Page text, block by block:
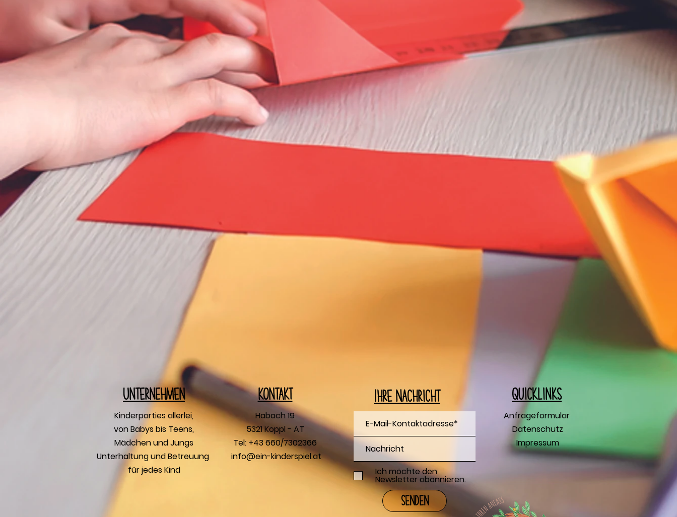
Unternehmen
Kinderparties allerlei,
von Babys bis Teens,
Mädchen und Jungs
Unterhaltung und Betreuung
für jedes Kind
Kontakt
Habach 19
5321 Koppl - AT
Tel: +43 660/7302366
info@ein-kinderspiel.at
Ihre Nachricht
Ich möchte den
Newsletter abonnieren.
Senden
Quicklinks
Anfrageformular
Datenschutz
Impressum